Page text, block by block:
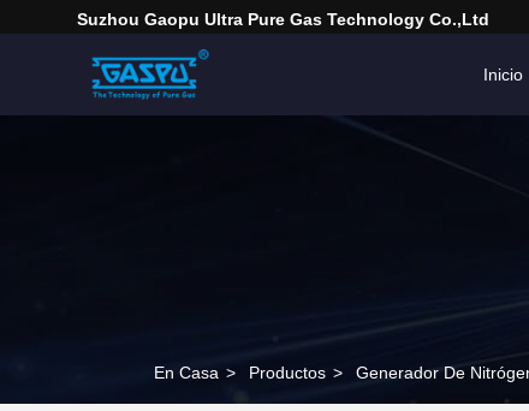
Suzhou Gaopu Ultra Pure Gas Technology Co.,Ltd
Inicio
En Casa > Productos > Generador De